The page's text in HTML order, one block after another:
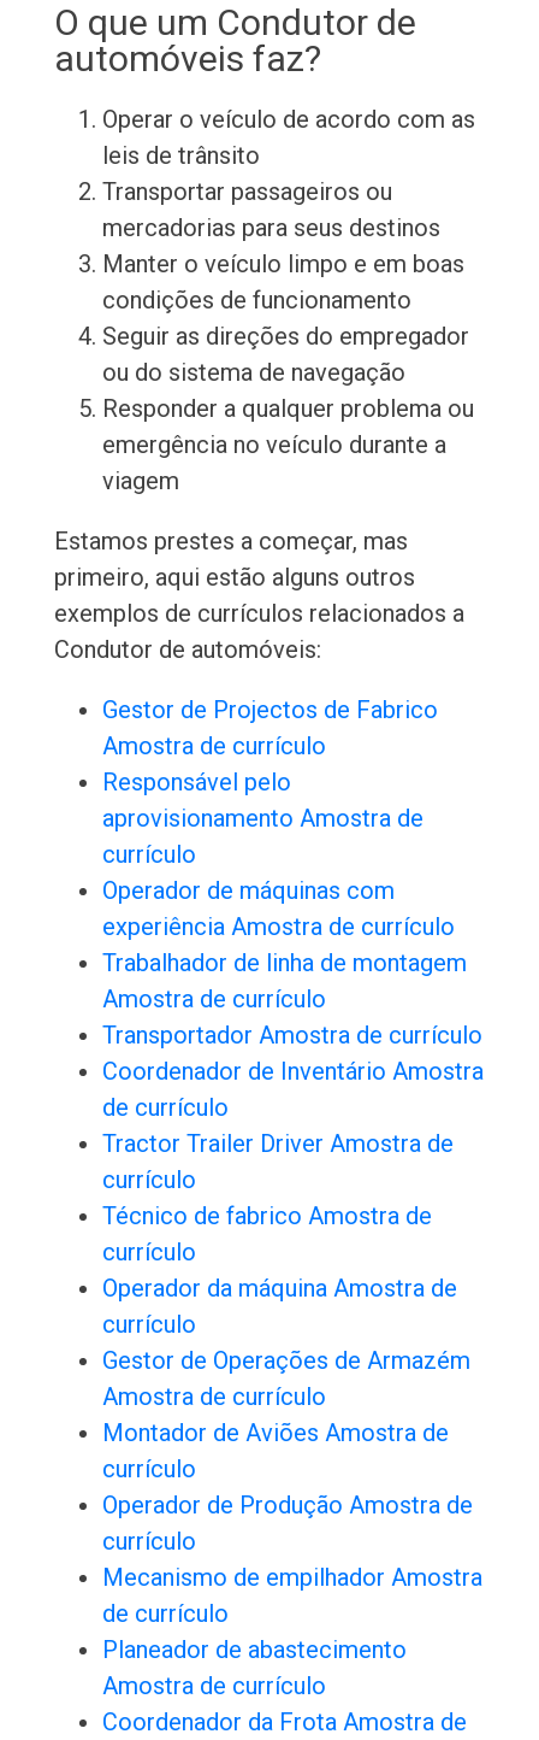
O que um Condutor de
automóveis faz?
Operar o veículo de acordo com as
leis de trânsito
Transportar passageiros ou
mercadorias para seus destinos
Manter o veículo limpo e em boas
condições de funcionamento
Seguir as direções do empregador
ou do sistema de navegação
Responder a qualquer problema ou
emergência no veículo durante a
viagem
Estamos prestes a começar, mas
primeiro, aqui estão alguns outros
exemplos de currículos relacionados a
Condutor de automóveis:
Gestor de Projectos de Fabrico
Amostra de currículo
Responsável pelo
aprovisionamento Amostra de
currículo
Operador de máquinas com
experiência Amostra de currículo
Trabalhador de linha de montagem
Amostra de currículo
Transportador Amostra de currículo
Coordenador de Inventário Amostra
de currículo
Tractor Trailer Driver Amostra de
currículo
Técnico de fabrico Amostra de
currículo
Operador da máquina Amostra de
currículo
Gestor de Operações de Armazém
Amostra de currículo
Montador de Aviões Amostra de
currículo
Operador de Produção Amostra de
currículo
Mecanismo de empilhador Amostra
de currículo
Planeador de abastecimento
Amostra de currículo
Coordenador da Frota Amostra de